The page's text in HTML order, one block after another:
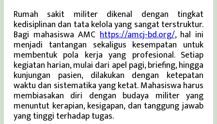
Rumah sakit militer dikenal dengan tingkat
kedisiplinan dan tata kelola yang sangat terstruktur.
Bagi mahasiswa AMChttps://amcj-bd.org/, hal ini
menjadi tantangan sekaligus kesempatan untuk
membentuk pola kerja yang profesional. Setiap
kegiatan harian, mulai dari apel pagi, briefing, hingga
kunjungan pasien, dilakukan dengan ketepatan
waktu dan sistematika yang ketat. Mahasiswa harus
membiasakan diri dengan budaya militer yang
menuntut kerapian, kesigapan, dan tanggung jawab
yang tinggi terhadap tugas.